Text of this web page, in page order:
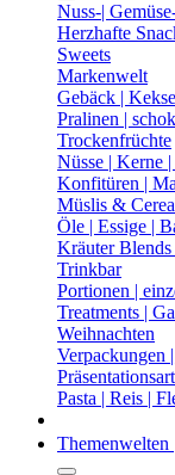
Nuss-|
Herzhafte
Sweets
Markenwelt
Gebäck | Kekse
Pralinen |
Trockenfrüchte
Nüsse | Kerne |
Konfitüren |
Müslis &
Öle | Essige |
Kräuter Blends
Trinkbar
Portionen |
Treatments |
Weihnachten
Verpackungen
Pasta | Reis |
Themenwelten